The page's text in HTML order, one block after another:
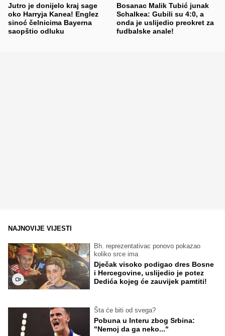
Jutro je donijelo kraj sage
oko Harryja Kanea! Englez
sinoć čelnicima Bayerna
saopštio odluku
Bosanac Malik Tubić junak
Schalkea: Gubili su 4:0, a
onda je uslijedio preokret za
fudbalske anale!
NAJNOVIJE VIJESTI
Bh. reprezentativac ponovo pokazao
koliko srce ima
Dječak visoko podigao dres Bosne
i Hercegovine, uslijedio je potez
Dedića kojeg će zauvijek pamtiti!
Šta će biti od svega?
Pobuna u Interu zbog Srbina:
"Nemoj da ga neko..."